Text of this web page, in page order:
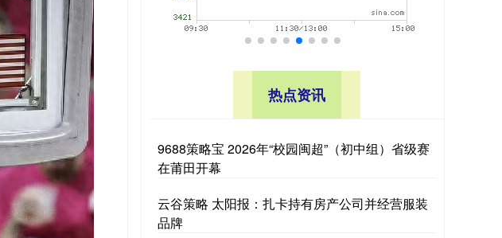
热点资讯
9688策略宝 2026年“校园闽超”（初中组）省级赛
在莆田开幕
云谷策略 太阳报：扎卡持有房产公司并经营服装
品牌